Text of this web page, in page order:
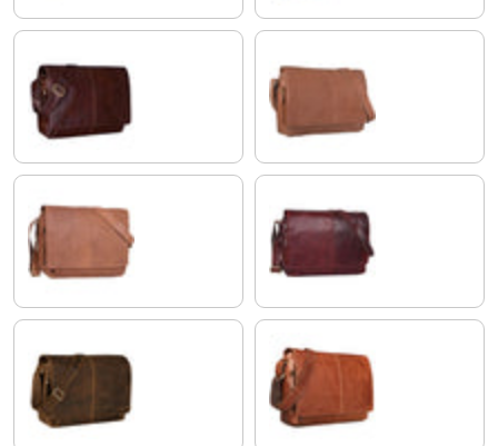
lyon - braun cognac - hellbraun
sattel - braun rosso
calais - braun cognac - glänzend